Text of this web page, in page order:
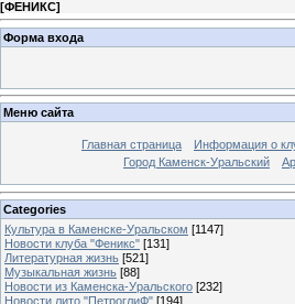
[ФЕНИКС]
Форма входа
Меню сайта
Главная страница Информация о
Город Каменск-Уральский
Categories
Культура в Каменске-Уральском [1147]
Новости клуба "Феникс" [131]
Литературная жизнь [521]
Музыкальная жизнь [88]
Новости из Каменска-Уральского [232]
Новости лито "ПетроглиФ" [194]